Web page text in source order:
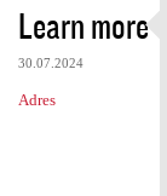
Learn more
30.07.2024
Adres